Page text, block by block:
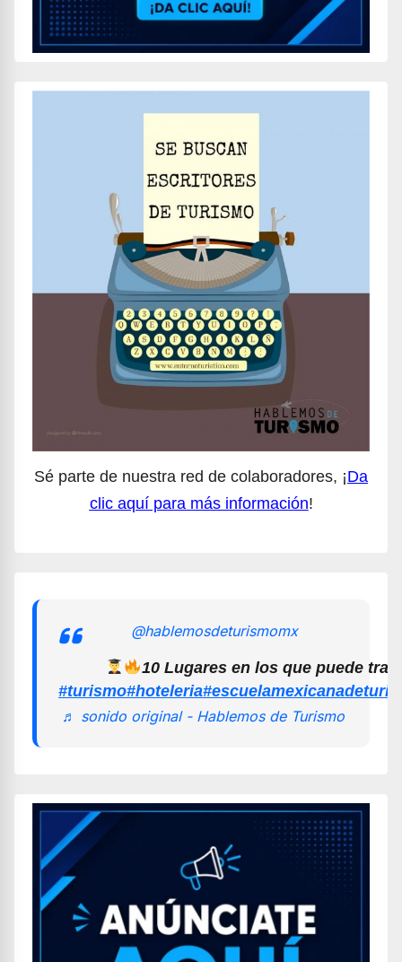
Sé parte de nuestra red de colaboradores, ¡Da
clic aquí para más información!
@hablemosdeturismomx
10 Lugares en los que puede
#turismo#hoteleria
♬ sonido original - Hablemos de Turismo